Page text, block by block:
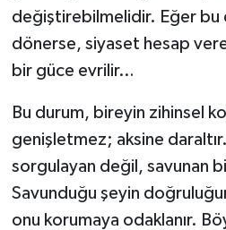
değiştirebilmelidir. Eğer bu
dönerse, siyaset hesap
bir güce evrilir…
Bu durum, bireyin zihinsel
genişletmez; aksine
sorgulayan değil, savunan
Savunduğu şeyin
onu korumaya odaklanır.